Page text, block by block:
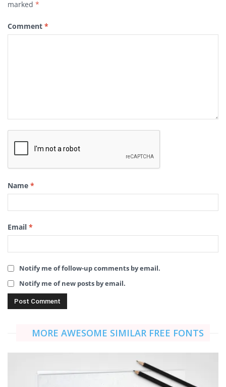
marked *
Comment *
Name *
Email *
Notify me of follow-up comments by email.
Notify me of new posts by email.
MORE AWESOME SIMILAR FREE FONTS